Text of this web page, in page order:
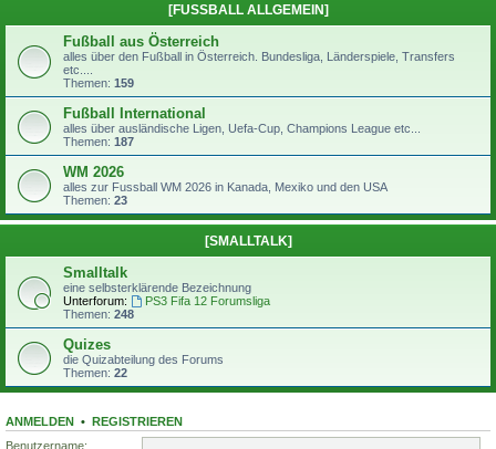
[FUSSBALL ALLGEMEIN]
Fußball aus Österreich
alles über den Fußball in Österreich. Bundesliga, Länderspiele, Transfers
etc....
Themen: 159
Fußball International
alles über ausländische Ligen, Uefa-Cup, Champions League etc...
Themen: 187
WM 2026
alles zur Fussball WM 2026 in Kanada, Mexiko und den USA
Themen: 23
[SMALLTALK]
Smalltalk
eine selbsterklärende Bezeichnung
Unterforum:
PS3 Fifa 12 Forumsliga
Themen: 248
Quizes
die Quizabteilung des Forums
Themen: 22
ANMELDEN • REGISTRIEREN
Benutzername: